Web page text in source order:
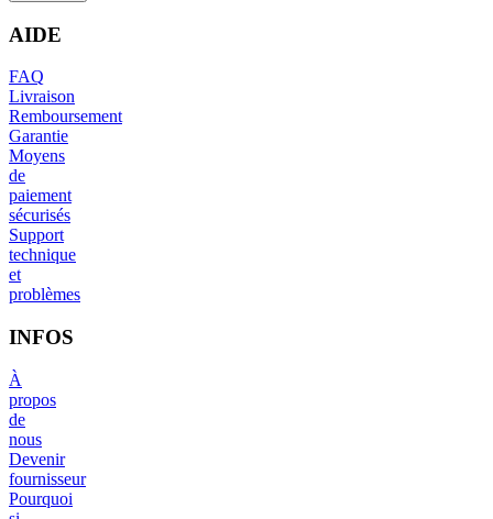
AIDE
FAQ
Livraison
Remboursement
Garantie
Moyens
de
paiement
sécurisés
Support
technique
et
problèmes
INFOS
À
propos
de
nous
Devenir
fournisseur
Pourquoi